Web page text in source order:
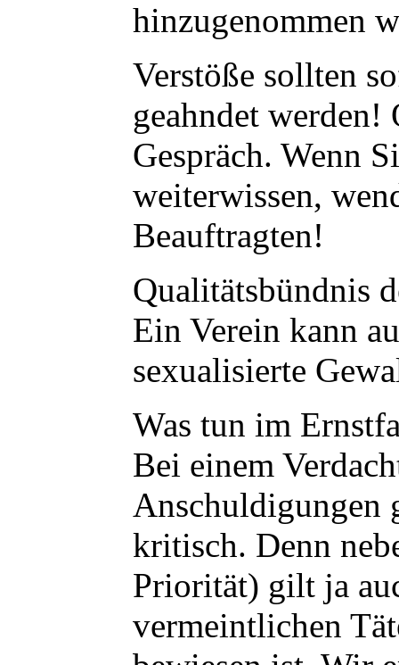
hinzugenommen
Verstöße sollten
geahndet
Gespräch. Wenn
weiterwissen,
Beauftragten!
Qualitätsbündnis
Ein Verein kann
sexualisierte
Was tun im
Bei einem
Anschuldigungen
kritisch. Denn
Priorität) gilt ja
vermeintlichen